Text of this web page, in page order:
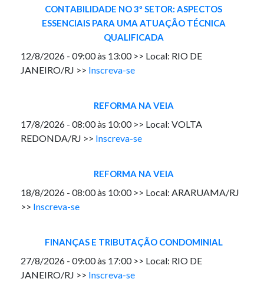
CONTABILIDADE NO 3º SETOR: ASPECTOS
ESSENCIAIS PARA UMA ATUAÇÃO TÉCNICA
QUALIFICADA
12/8/2026 - 09:00 às 13:00 >> Local: RIO DE
JANEIRO/RJ >> Inscreva-se
REFORMA NA VEIA
17/8/2026 - 08:00 às 10:00 >> Local: VOLTA
REDONDA/RJ >> Inscreva-se
REFORMA NA VEIA
18/8/2026 - 08:00 às 10:00 >> Local: ARARUAMA/RJ
>> Inscreva-se
FINANÇAS E TRIBUTAÇÃO CONDOMINIAL
27/8/2026 - 09:00 às 17:00 >> Local: RIO DE
JANEIRO/RJ >> Inscreva-se